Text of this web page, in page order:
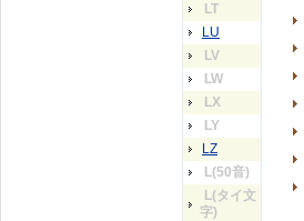
LT
LU
LV
LW
LX
LY
LZ
L(50音)
L(タイ文
字)